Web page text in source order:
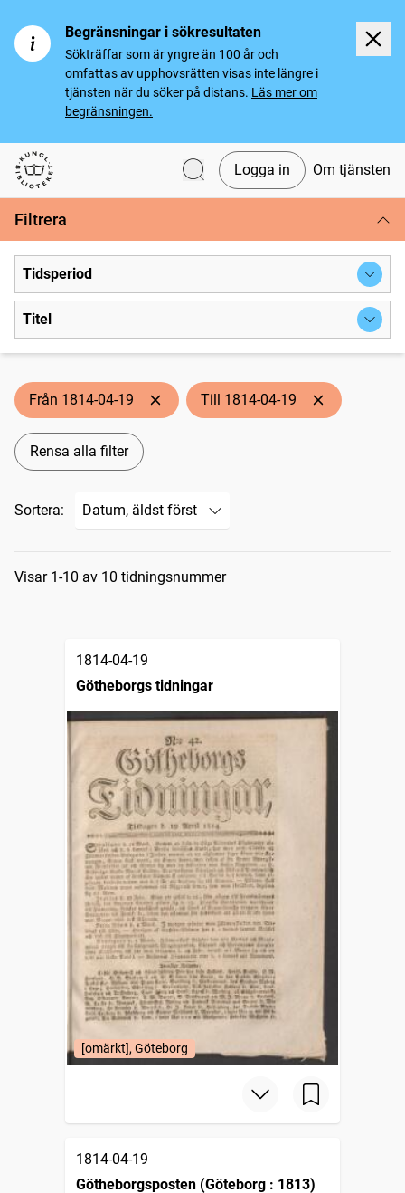
Begränsningar i sökresultaten
Sökträffar som är yngre än 100 år och
omfattas av upphovsrätten visas inte längre i
tjänsten när du söker på distans. Läs mer om
begränsningen.
Svenska tidningar
Logga in Om tjänsten
Filtrera
Tidsperiod
Titel
Från 1814-04-19 Till 1814-04-19
Rensa alla filter
Sortera:
Sökresultat
Visar 1-10 av 10 tidningsnummer
1814-04-19
Götheborgs tidningar
[omärkt], Göteborg
1814-04-19
Götheborgsposten (Göteborg : 1813)